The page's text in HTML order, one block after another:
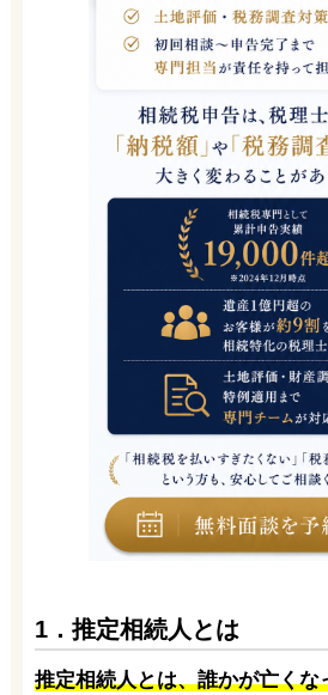
1．推定相続人とは
推定相続人とは、誰かが亡くな